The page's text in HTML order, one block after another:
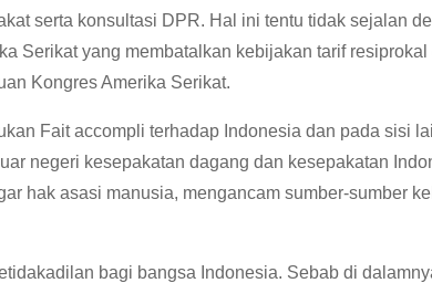
serta konsultasi DPR. Hal ini tentu tidak sejalan
Serikat yang membatalkan kebijakan tarif
Kongres Amerika Serikat.
Fait accompli terhadap Indonesia dan pada sisi
negeri kesepakatan dagang dan kesepakatan
hak asasi manusia, mengancam sumber-sumber
bagi bangsa Indonesia. Sebab di